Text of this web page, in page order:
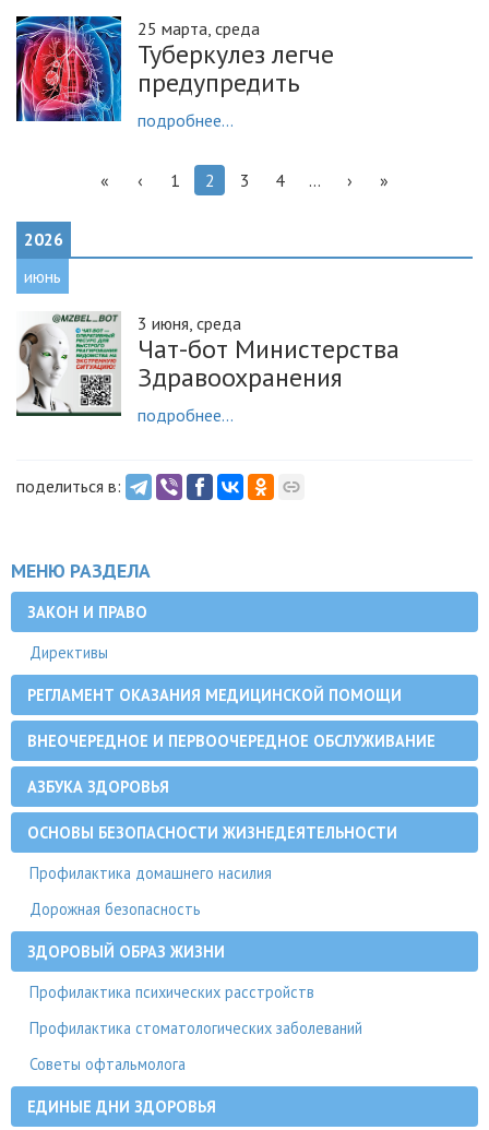
25 марта, среда
Туберкулез легче
предупредить
подробнее...
« ‹ 1 2 3 4 ... › »
2026
июнь
3 июня, среда
Чат-бот Министерства
Здравоохранения
подробнее...
поделиться в:
МЕНЮ РАЗДЕЛА
ЗАКОН И ПРАВО
Директивы
РЕГЛАМЕНТ ОКАЗАНИЯ МЕДИЦИНСКОЙ ПОМОЩИ
ВНЕОЧЕРЕДНОЕ И ПЕРВООЧЕРЕДНОЕ ОБСЛУЖИВАНИЕ
АЗБУКА ЗДОРОВЬЯ
ОСНОВЫ БЕЗОПАСНОСТИ ЖИЗНЕДЕЯТЕЛЬНОСТИ
Профилактика домашнего насилия
Дорожная безопасность
ЗДОРОВЫЙ ОБРАЗ ЖИЗНИ
Профилактика психических расстройств
Профилактика стоматологических заболеваний
Советы офтальмолога
ЕДИНЫЕ ДНИ ЗДОРОВЬЯ